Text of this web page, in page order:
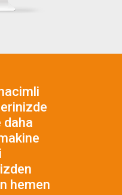
daha
hemen